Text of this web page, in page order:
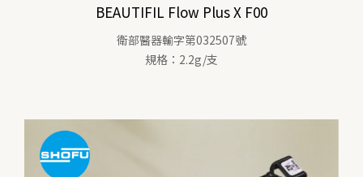
BEAUTIFIL Flow Plus X F00
衛部醫器輸字第032507號
規格：2.2g/支